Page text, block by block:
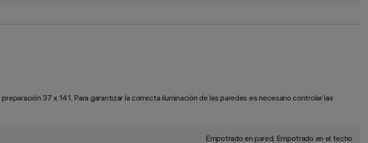
37 x 141. Para garantizar la correcta iluminación de las paredes es necesario controlar las
Empotrado en pared, Empotrado en el techo